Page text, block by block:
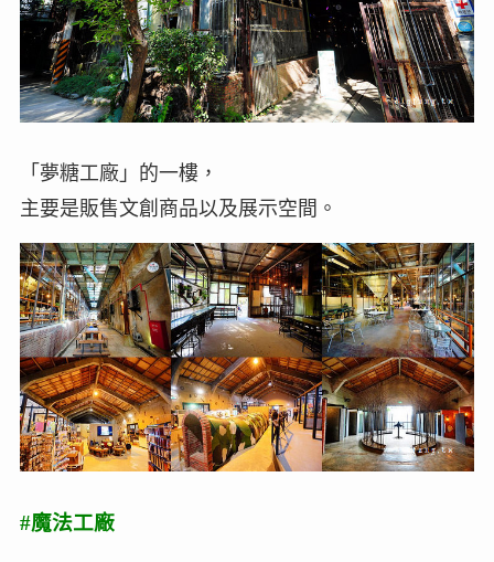
「夢糖工廠」的一樓，
主要是販售文創商品以及展示空間。
#魔法工廠